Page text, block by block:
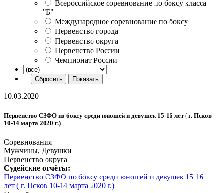
Всероссийское соревнование по боксу класса
"Б"
Международное соревнование по боксу
Первенство города
Первенство округа
Первенство России
Чемпионат России
10.03.2020
Первенство СЗФО по боксу среди юношей и девушек 15-16 лет ( г. Псков
10-14 марта 2020 г.)
Соревнования
Мужчины, Девушки
Первенство округа
Судейские отчёты:
Первенство СЗФО по боксу среди юношей и девушек 15-16
лет ( г. Псков 10-14 марта 2020 г.)